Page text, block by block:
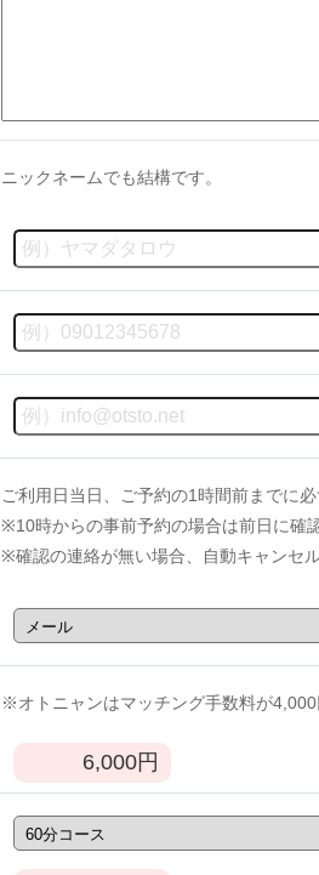
ニックネームでも結構です。
ご利用日当日、ご予約の1時間前までに
※10時からの事前予約の場合は前日に確
※確認の連絡が無い場合、自動キャンセ
※オトニャンはマッチング手数料が4,000
6,000円